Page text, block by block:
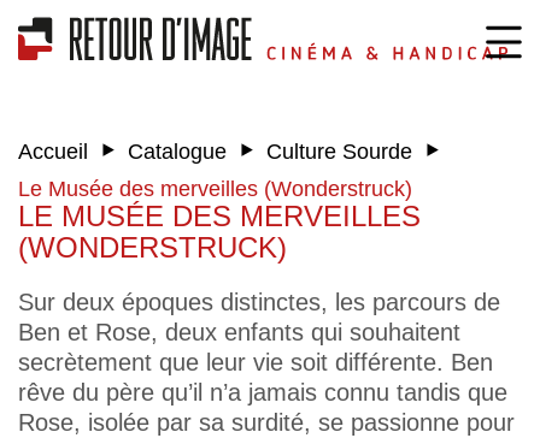
Accueil ‣ Catalogue ‣ Culture Sourde ‣
Le Musée des merveilles (Wonderstruck)
LE MUSÉE DES MERVEILLES
(WONDERSTRUCK)
Sur deux époques distinctes, les parcours de
Ben et Rose, deux enfants qui souhaitent
secrètement que leur vie soit différente. Ben
rêve du père qu’il n’a jamais connu tandis que
Rose, isolée par sa surdité, se passionne pour